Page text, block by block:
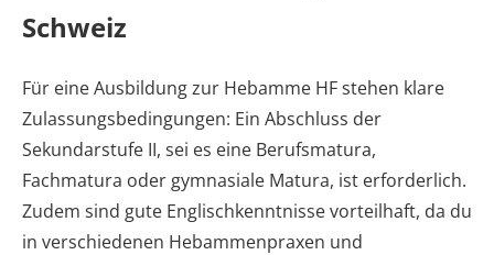
Schweiz
Für eine Ausbildung zur Hebamme HF stehen klare
Zulassungsbedingungen: Ein Abschluss der
Sekundarstufe II, sei es eine Berufsmatura,
Fachmatura oder gymnasiale Matura, ist erforderlich.
Zudem sind gute Englischkenntnisse vorteilhaft, da du
in verschiedenen Hebammenpraxen und